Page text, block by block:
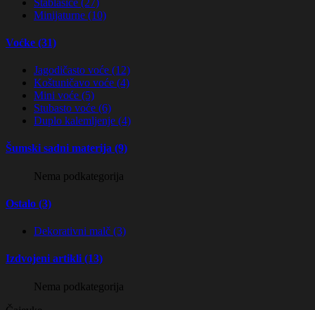
Minijaturne (10)
Voćke (31)
Jagodičasto voće (12)
Koštuničavo voće (4)
Mini voće (5)
Stubasto voće (6)
Duplo kalemljenje (4)
Šumski sadni materija (9)
Nema podkategorija
Ostalo (3)
Dekorativni malč (3)
Izdvojeni artikli (13)
Nema podkategorija